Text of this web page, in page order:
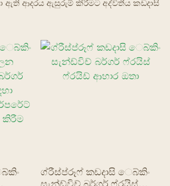
ඇති ආදරය ඇසුරුම් කිරීමට අද්විතීය කඩදාසි
ග්රීස්ප්රූෆ් කඩදාසි ෙබ්කිං